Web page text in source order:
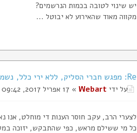
יש שינוי לטובה בכמות הנרשמים?
מקווה מאוד שהאירוע לא יבוטל ...
Re: מפגש חברי הסליק, ללא ירי כלל, נשמע לכם?
על ידי Webart » 17 אפריל 2017, 09:42
לצערי הרב, עקב חוסר הענות די מוחלט, אנו
כל מי ששילם מראש, כפי שהתבקש, יזוכה